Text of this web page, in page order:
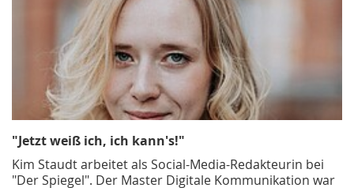
"Jetzt weiß ich, ich kann's!"
Kim Staudt arbeitet als Social-Media-Redakteurin bei
"Der Spiegel". Der Master Digitale Kommunikation war